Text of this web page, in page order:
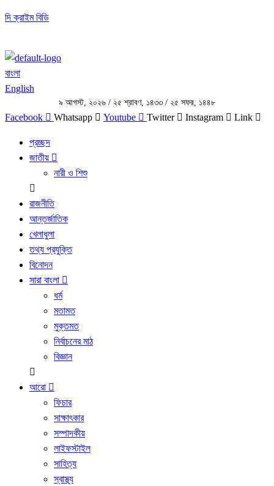
দি ক্রাইম বিডি
বাংলা
English
৯ আগস্ট, ২০২৬ / ২৫ শ্রাবণ, ১৪৩৩ / ২৫ সফর, ১৪৪৮
Facebook Whatsapp Youtube Twitter Instagram Link
প্রচ্ছদ
জাতীয়
নারী ও শিশু
রাজনীতি
আন্তর্জাতিক
খেলাধুলা
তথ্য প্রযুক্তি
বিনোদন
সারা বাংলা
ধর্ম
মতামত
মুক্তমত
নির্বাচনের মাঠ
বিজ্ঞান
আরো
ফিচার
সাক্ষাৎকার
সম্পাদকীয়
লাইফস্টাইল
সাহিত্য
স্বাস্থ্য